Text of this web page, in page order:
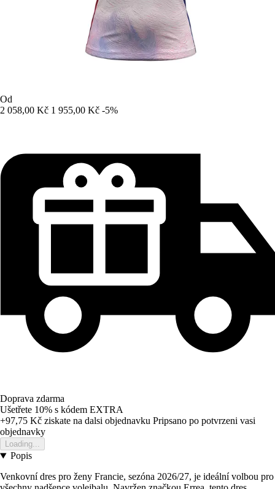
Od
2 058,00 Kč 1 955,00 Kč -5%
Doprava zdarma
Ušetřete 10% s kódem EXTRA
+97,75 Kč ziskate na dalsi objednavku Pripsano po potvrzeni vasi
objednavky
Loading...
Popis
Venkovní dres pro ženy Francie, sezóna 2026/27, je ideální volbou pro